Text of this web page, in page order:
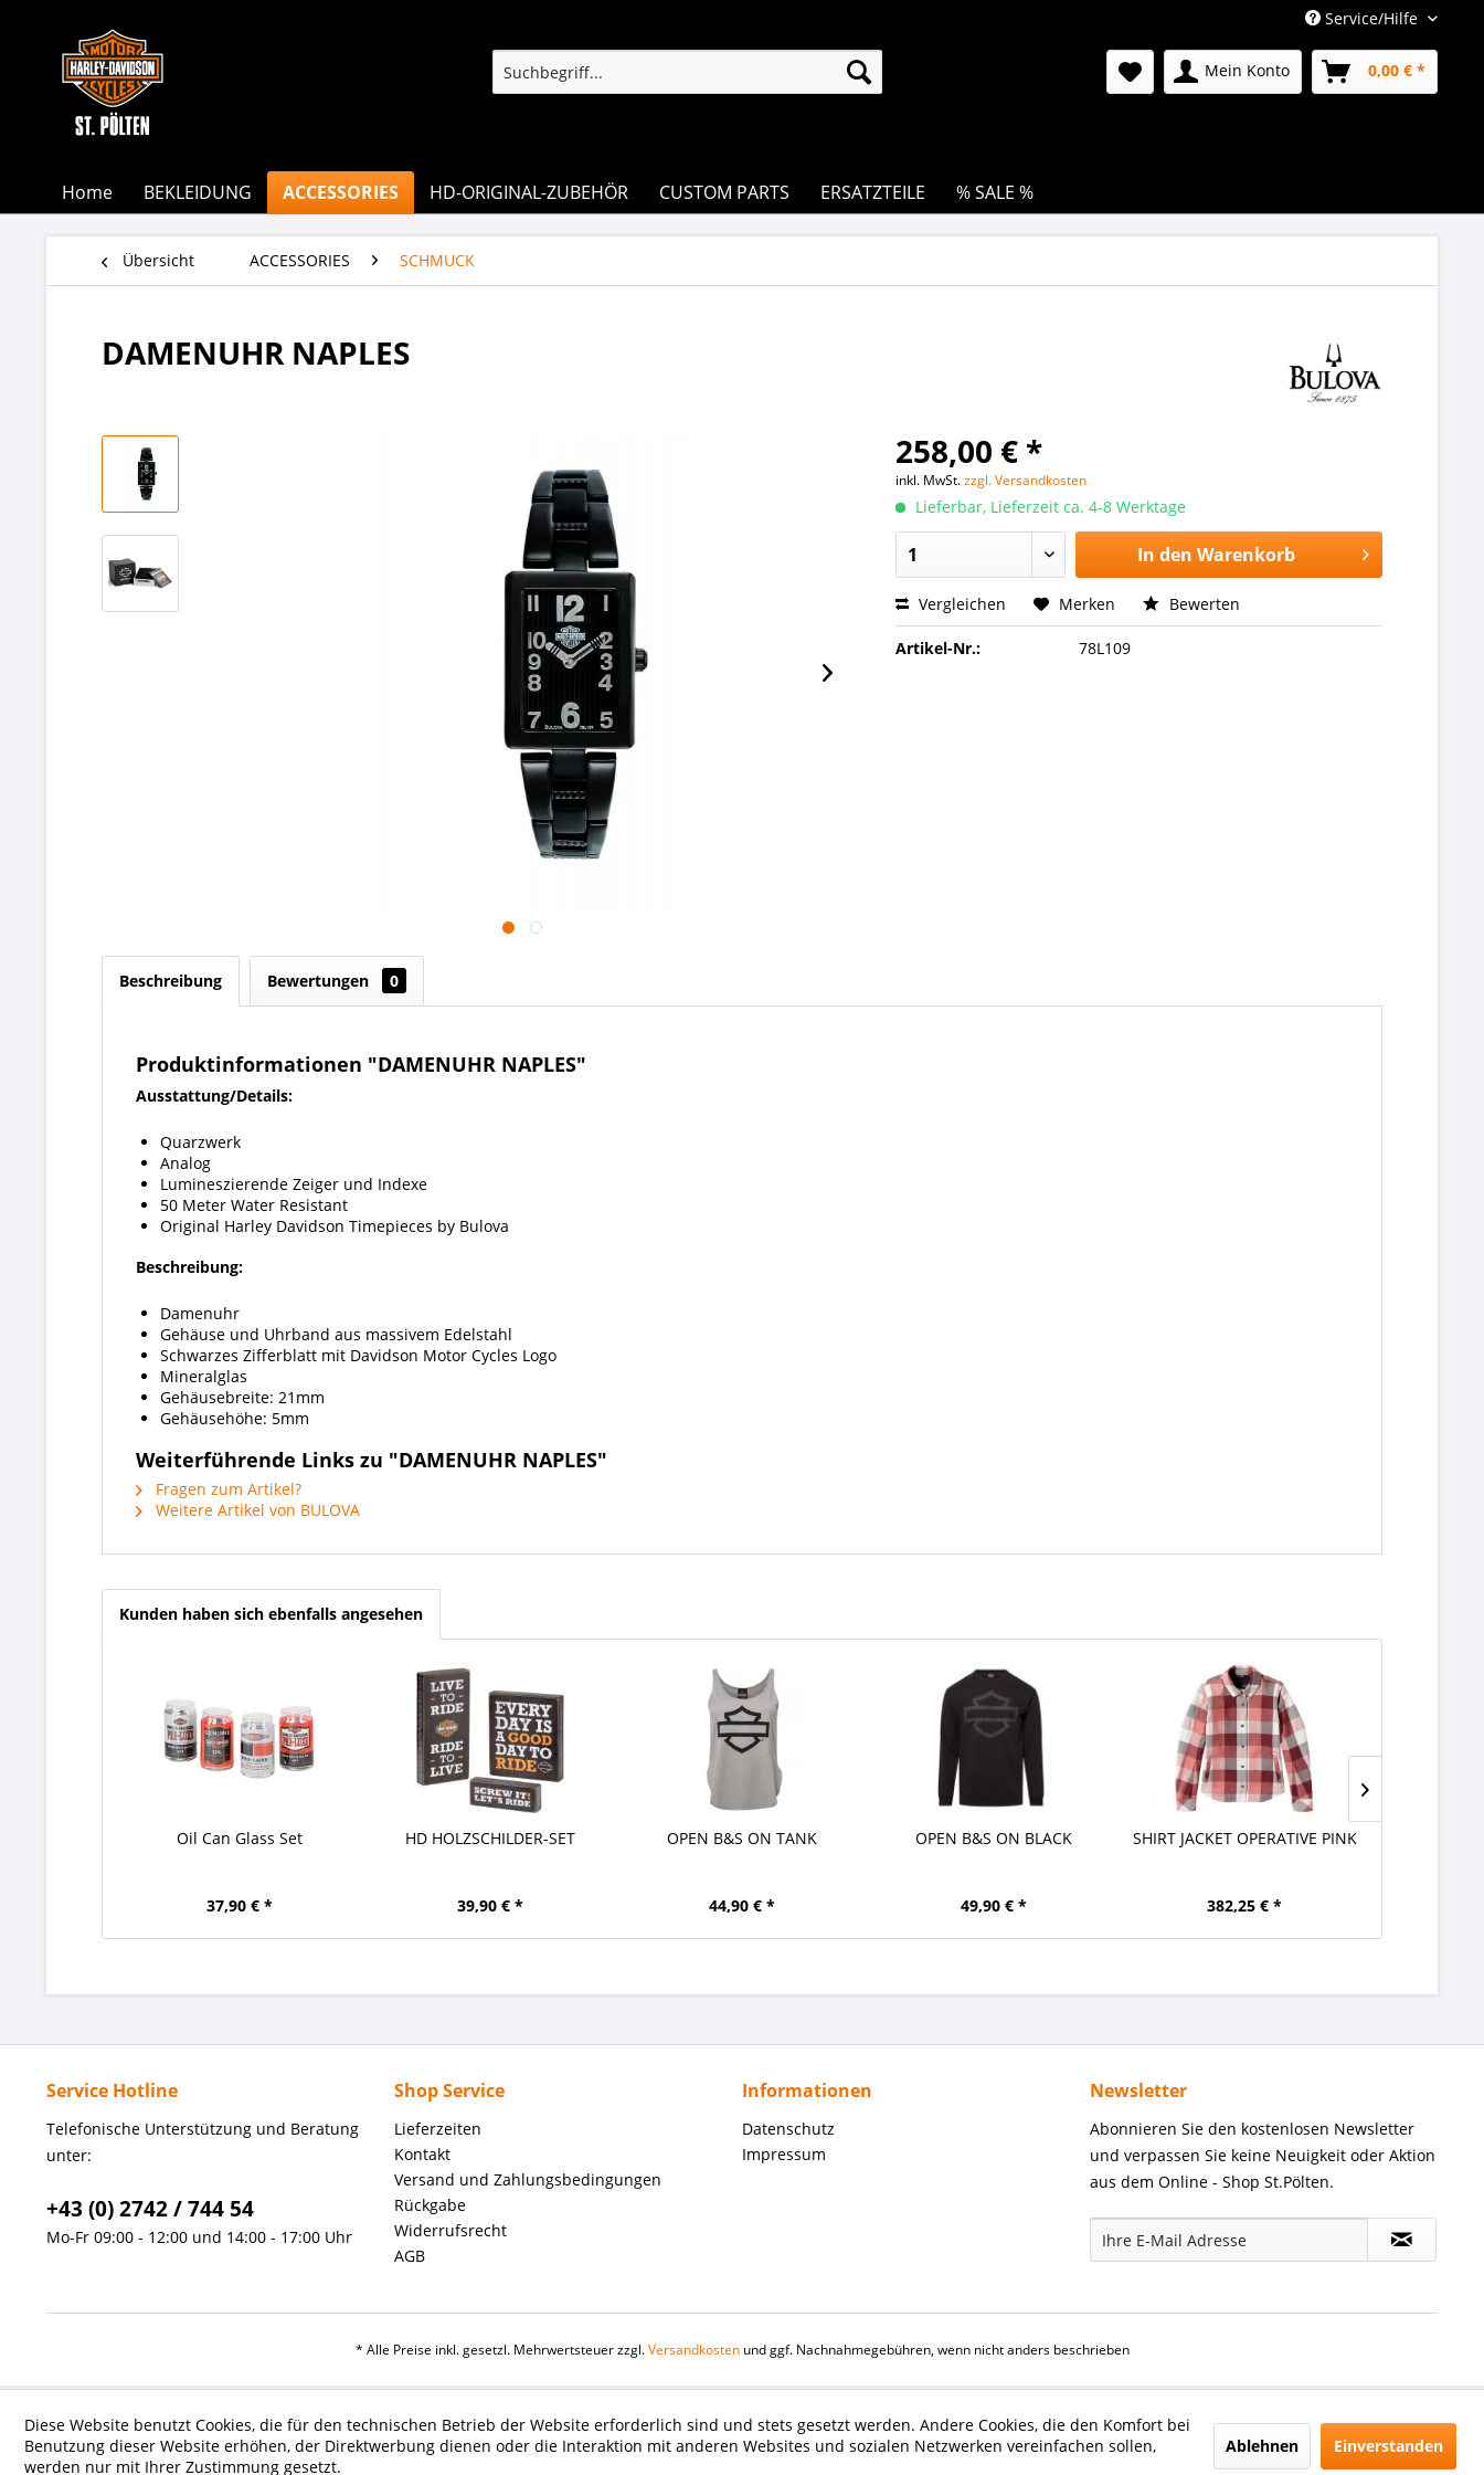
Service/Hilfe
Mein Konto 0,00 € *
Home BEKLEIDUNG ACCESSORIES HD-ORIGINAL-ZUBEHÖR CUSTOM PARTS ERSATZTEILE % SALE %
Übersicht ACCESSORIES SCHMUCK
DAMENUHR NAPLES
258,00 € *
inkl. MwSt.zzgl. Versandkosten
Lieferbar, Lieferzeit ca. 4-8 Werktage
In den Warenkorb
Vergleichen Merken Bewerten
Artikel-Nr.: 78L109
Beschreibung Bewertungen 0
Produktinformationen "DAMENUHR NAPLES"
Ausstattung/Details:
Quarzwerk
Analog
Lumineszierende Zeiger und Indexe
50 Meter Water Resistant
Original Harley Davidson Timepieces by Bulova
Beschreibung:
Damenuhr
Gehäuse und Uhrband aus massivem Edelstahl
Schwarzes Zifferblatt mit Davidson Motor Cycles Logo
Mineralglas
Gehäusebreite: 21mm
Gehäusehöhe: 5mm
Weiterführende Links zu "DAMENUHR NAPLES"
Fragen zum Artikel?
Weitere Artikel von BULOVA
Kunden haben sich ebenfalls angesehen
Oil Can Glass Set
37,90 € *
HD HOLZSCHILDER-SET
39,90 € *
OPEN B&S ON TANK
44,90 € *
OPEN B&S ON BLACK
49,90 € *
SHIRT JACKET OPERATIVE PINK
382,25 € *
Service Hotline
Telefonische Unterstützung und Beratung
unter:
+43 (0) 2742 / 744 54
Mo-Fr 09:00 - 12:00 und 14:00 - 17:00 Uhr
Shop Service
Lieferzeiten
Kontakt
Versand und Zahlungsbedingungen
Rückgabe
Widerrufsrecht
AGB
Informationen
Datenschutz
Impressum
Newsletter
Abonnieren Sie den kostenlosen Newsletter
und verpassen Sie keine Neuigkeit oder Aktion
aus dem Online - Shop St.Pölten.
* Alle Preise inkl. gesetzl. Mehrwertsteuer zzgl.Versandkostenund ggf. Nachnahmegebühren, wenn nicht anders beschrieben
Diese Website benutzt Cookies, die für den technischen Betrieb der Website erforderlich sind und stets gesetzt werden. Andere Cookies, die den Komfort bei
Benutzung dieser Website erhöhen, der Direktwerbung dienen oder die Interaktion mit anderen Websites und sozialen Netzwerken vereinfachen sollen,
werden nur mit Ihrer Zustimmung gesetzt.
Ablehnen Einverstanden